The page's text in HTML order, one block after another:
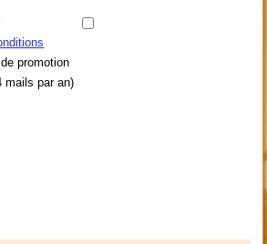
promotion
mails par an)